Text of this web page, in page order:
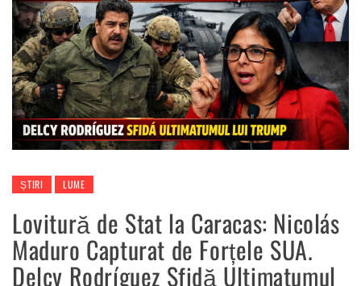
ȘTIRI LUME
Lovitură de Stat la Caracas: Nicolás
Maduro Capturat de Forțele SUA.
Delcy Rodríguez Sfidă Ultimatumul